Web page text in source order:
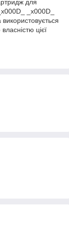
для
_x000D_
цієї